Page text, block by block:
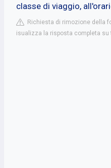
classe di viaggio,
Richiesta di rimozione della
isualizza la risposta completa su